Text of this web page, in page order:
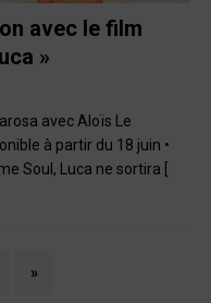
avec le film
»
avec Aloïs Le
à partir du 18 juin •
Soul, Luca ne sortira
»